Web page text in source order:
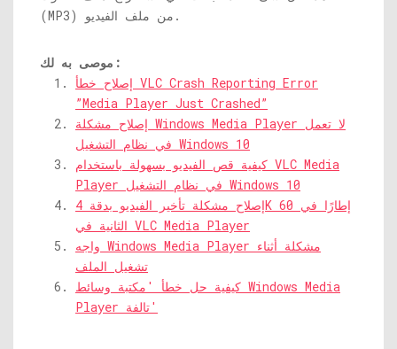
(MP3) من ملف الفيديو.
موصى به لك:
إصلاح خطأ VLC Crash Reporting Error
”Media Player Just Crashed”
إصلاح مشكلة Windows Media Player لا تعمل
في نظام التشغيل Windows 10
كيفية قص الفيديو بسهولة باستخدام VLC Media
Player في نظام التشغيل Windows 10
إصلاح مشكلة تأخير الفيديو بدقة 4K 60 إطارًا في
الثانية في VLC Media Player
واجه Windows Media Player مشكلة أثناء
تشغيل الملف
كيفية حل خطأ 'مكتبة وسائط Windows Media
Player تالفة'